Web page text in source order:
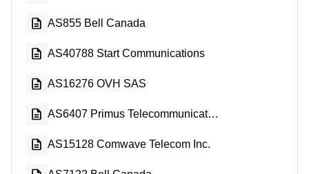
AS855 Bell Canada
AS40788 Start Communications
AS16276 OVH SAS
AS6407 Primus Telecommunications Canada Inc.
AS15128 Comwave Telecom Inc.